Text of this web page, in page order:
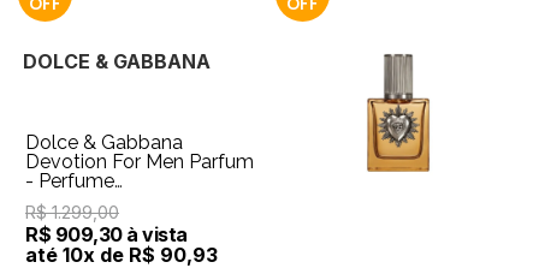
DOLCE & GABBANA
Dolce & Gabbana
Devotion For Men Parfum
- Perfume
Masculino100ml
R$ 1.299,00
R$ 909,30 à vista
até 10x de R$ 90,93